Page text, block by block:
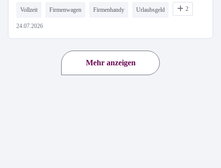
Vollzeit Firmenwagen Firmenhandy Urlaubsgeld 2
24.07.2026
Mehr anzeigen